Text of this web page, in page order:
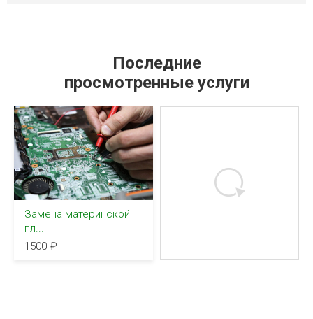
Последние
просмотренные услуги
Замена материнской
пл...
1500